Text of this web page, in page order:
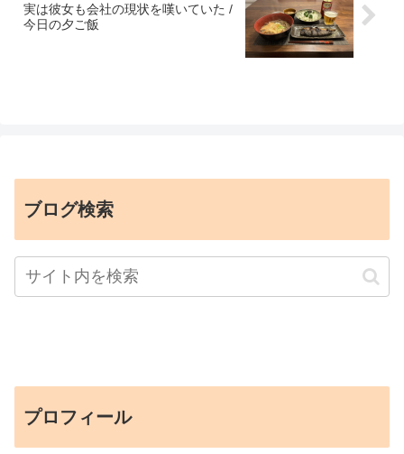
実は彼女も会社の現状を嘆いていた /
今日の夕ご飯
ブログ検索
プロフィール